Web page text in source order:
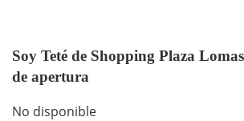
Soy Teté de Shopping Plaza
de apertura
No disponible